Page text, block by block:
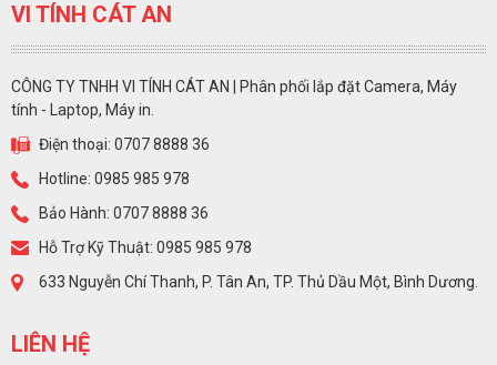
VI TÍNH CÁT AN
CÔNG TY TNHH VI TÍNH CÁT AN | Phân phối lắp đặt Camera, Máy
tính - Laptop, Máy in.
Điện thoại: 0707 8888 36
Hotline: 0985 985 978
Bảo Hành: 0707 8888 36
Hỗ Trợ Kỹ Thuật: 0985 985 978
633 Nguyễn Chí Thanh, P. Tân An, TP. Thủ Dầu Một, Bình Dương.
LIÊN HỆ